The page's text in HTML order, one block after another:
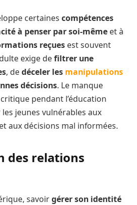
certaines compétences
à penser par soi-même et à
reçues est souvent
exige defiltrer une
, dedéceler les manipulations
décisions. Le manque
critique pendant l’éducation
jeunes vulnérables aux
aux décisions mal informées.
des relations
savoirgérer son identité